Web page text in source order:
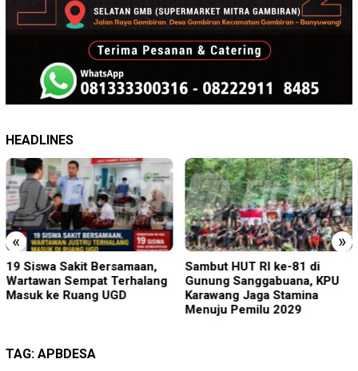
HEADLINES
« »
19 Siswa Sakit Bersamaan,
Wartawan Sempat Terhalang
Masuk ke Ruang UGD
Sambut HUT RI ke-81 di
Gunung Sanggabuana, KPU
Karawang Jaga Stamina
Menuju Pemilu 2029
TAG: APBDESA